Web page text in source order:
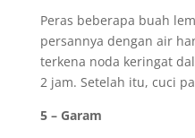
Peras beberapa buah
persannya dengan air
terkena noda keringat
2 jam. Setelah itu, cuci
5 – Garam